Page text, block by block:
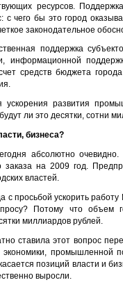
ресурсов.
с чего бы это город
законодательное
поддержка
информационной
средств бюджета
развития
ли это десятки, сотни
бизнеса?
абсолютно
заказа на 2009 год.
властей.
с просьбой ускорить
Потому что объем
миллиардов рублей.
ставила этот вопрос
промышленной
позиций власти и
выросли.